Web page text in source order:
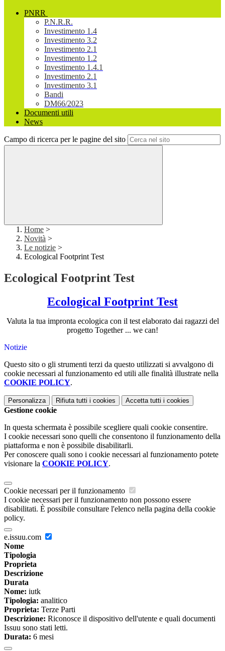
PNRR
P.N.R.R.
Investimento 1.4
Investimento 3.2
Investimento 2.1
Investimento 1.2
Investimento 1.4.1
Investimento 2.1
Investimento 3.1
Bandi
DM66/2023
Documenti utili
News
Campo di ricerca per le pagine del sito
Home >
Novità >
Le notizie >
Ecological Footprint Test
Ecological Footprint Test
Ecological Footprint Test
Valuta la tua impronta ecologica con il test elaborato dai ragazzi del
progetto Together ... we can!
Notizie
Questo sito o gli strumenti terzi da questo utilizzati si avvalgono di
cookie necessari al funzionamento ed utili alle finalità illustrate nella
COOKIE POLICY.
Personalizza Rifiuta tutti i cookies Accetta tutti i cookies
Gestione cookie
In questa schermata è possibile scegliere quali cookie consentire.
I cookie necessari sono quelli che consentono il funzionamento della
piattaforma e non è possibile disabilitarli.
Per conoscere quali sono i cookie necessari al funzionamento potete
visionare la COOKIE POLICY.
Cookie necessari per il funzionamento
I cookie necessari per il funzionamento non possono essere
disabilitati. È possibile consultare l'elenco nella pagina della cookie
policy.
e.issuu.com
Nome
Tipologia
Proprieta
Descrizione
Durata
Nome: iutk
Tipologia: analitico
Proprieta: Terze Parti
Descrizione: Riconosce il dispositivo dell'utente e quali documenti
Issuu sono stati letti.
Durata: 6 mesi